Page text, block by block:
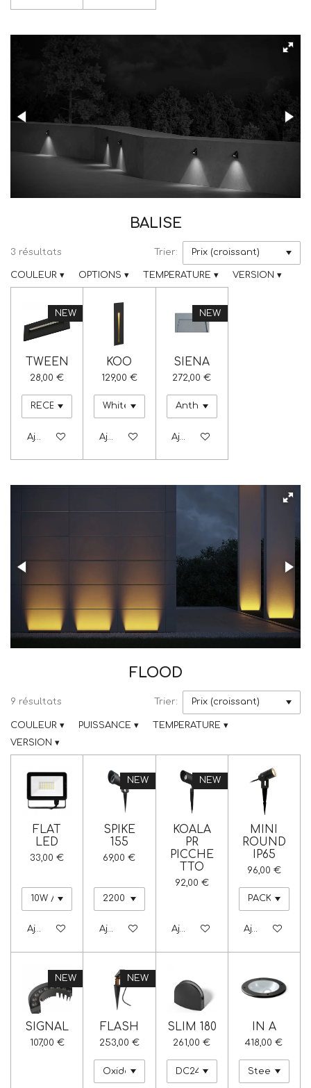
BALISE
3 résultats Trier:
COULEUR ▾ OPTIONS ▾ TEMPERATURE ▾ VERSION ▾
NEW
TWEEN
28,00 €
Ajouter au panier
KOO
129,00 €
Ajouter au panier
NEW
SIENA
272,00 €
Ajouter au panier
FLOOD
9 résultats Trier:
COULEUR ▾ PUISSANCE ▾ TEMPERATURE ▾
VERSION ▾
FLAT
LED
33,00 €
Ajouter au panier
NEW
SPIKE
155
69,00 €
Ajouter au panier
NEW
KOALA
PR
PICCHE
TTO
92,00 €
Ajouter au panier
MINI
ROUND
IP65
96,00 €
Ajouter au
NEW
SIGNAL
107,00 €
NEW
FLASH
253,00 €
SLIM 180
261,00 €
IN A
418,00 €